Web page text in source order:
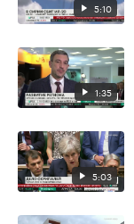
5:10
1:35
5:03